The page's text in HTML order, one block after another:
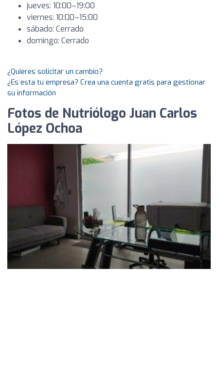
jueves: 10:00–19:00
viernes: 10:00–15:00
sábado: Cerrado
domingo: Cerrado
¿Quieres solicitar un cambio?
¿Es esta tu empresa? Crea una cuenta gratis para gestionar
su información
Fotos de Nutriólogo Juan Carlos
López Ochoa